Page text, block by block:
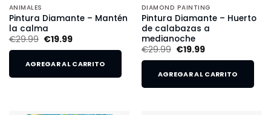
ANIMALES
Pintura Diamante – Mantén
la calma
€29.99 €19.99
AGREGAR AL CARRITO
DIAMOND PAINTING
Pintura Diamante – Huerto
de calabazas a
medianoche
€29.99 €19.99
AGREGAR AL CARRITO